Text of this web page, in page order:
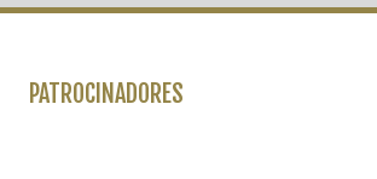
PATROCINADORES